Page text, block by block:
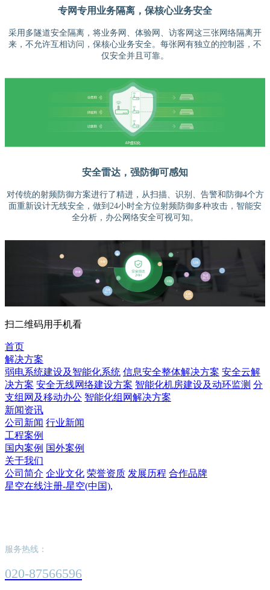
专网专用业务隔离，保核心业务安全
采用多隧道安全隔离，将业务网、体验网、访客网这三张网络隔离开
来，不允许互相访问，保核心业务安全。每张网有独立的控制器，不
仅安全并且可靠。
安全雷达，强防御可感知
对传统的射频防御方案进行了精进，从扫描、识别、告警和防御4个方
面重新设计无线安全，做到24小时全方位射频防御多种攻击，智能安
全分析，办公网络安全可视可知。
扫二维码用手机看
首页
解决方案
弱电系统建设及智能化系统 信息安全整体解决方案 安全云解
决方案 安全无线网络建设方案 智能化机房建设及动环监测 分
支组网及移动办公 智能化组网解决方案
新闻资讯
公司新闻 行业新闻
工程案例
国内案例 国外案例
关于我们
公司简介 企业文化 荣誉资质 发展历程 合作品牌
星空在线注册-星空(中国),
服务热线：
020-87566596